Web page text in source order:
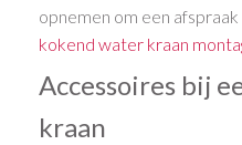
opnemen om een
kokend water kraan
Accessoires bij
kraan